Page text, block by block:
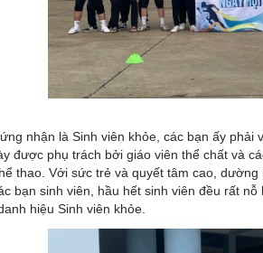
nhận là Sinh viên khỏe, các bạn ấy phải
được phụ trách bởi giáo viên thể chất và
thao. Với sức trẻ và quyết tâm cao,
bạn sinh viên, hầu hết sinh viên đều rất
hiệu Sinh viên khỏe.